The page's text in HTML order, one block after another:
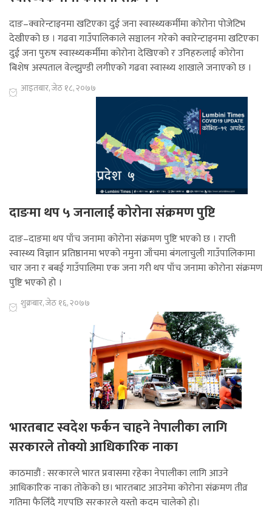
दाङ–क्वारेन्टाइनमा खटिएका दुई जना स्वास्थ्यकर्मीमा कोरोना पोजेटिभ
देखीएको छ । गढवा गाउँपालिकाले सञ्चालन गरेको क्वारेन्टाइनमा खटिएका
दुई जना पुरुष स्वास्थ्यकर्मीमा कोरोना देखिएको र उनिहरुलाई कोरोना
बिशेष अस्पताल वेल्झुण्डी लगीएको गढवा स्वास्थ्य शाखाले जनाएको छ ।
आइतबार, जेठ १८, २०७७
दाङमा थप ५ जनालाई कोरोना संक्रमण पुष्टि
दाङ–दाङमा थप पाँच जनामा कोरोना संक्रमण पुष्टि भएको छ । राप्ती
स्वास्थ्य विज्ञान प्रतिष्ठानमा भएको नमुना जाँचमा बंगलाचुली गाउँपालिकामा
चार जना र बबई गाउँपालिमा एक जना गरी थप पाँच जनामा कोरोना संक्रमण
पुष्टि भएको हो ।
शुक्रबार, जेठ १६, २०७७
भारतबाट स्वदेश फर्कन चाहने नेपालीका लागि
सरकारले तोक्यो आधिकारिक नाका
काठमाडौं : सरकारले भारत प्रवासमा रहेका नेपालीका लागि आउने
आधिकारिक नाका तोकेको छ। भारतबाट आउनेमा कोरोना संक्रमण तीव्र
गतिमा फैलिँदै गएपछि सरकारले यस्तो कदम चालेको हो।